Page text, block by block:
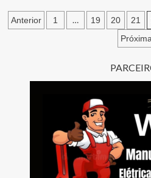
Paginação
Anterior 1 … 19 20 21